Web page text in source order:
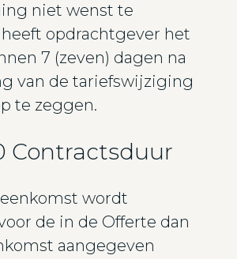
niet wenst te
opdrachtgever het
7 (zeven) dagen na
van de tariefswijziging
te zeggen.
Contractsduur
wordt
de in de Offerte dan
aangegeven